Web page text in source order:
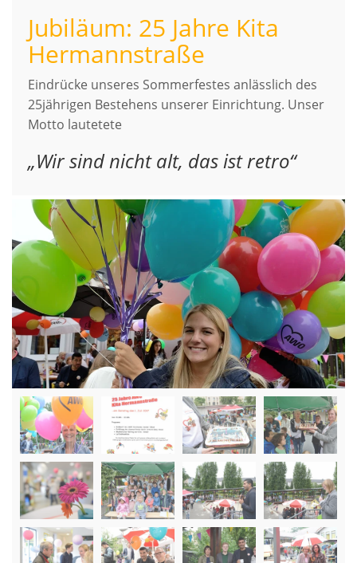
Jubiläum: 25 Jahre Kita
Hermannstraße
Eindrücke unseres Sommerfestes anlässlich des
25jährigen Bestehens unserer Einrichtung. Unser
Motto lautetete
„Wir sind nicht alt, das ist retro“